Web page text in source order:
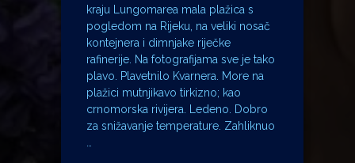
kraju Lungomarea mala plažica s
pogledom na Rijeku, na veliki nosač
kontejnera i dimnjake riječke
rafinerije. Na fotografijama sve je tako
plavo. Plavetnilo Kvarnera. More na
plažici mutnjikavo tirkizno; kao
crnomorska rivijera. Ledeno. Dobro
za snižavanje temperature. Zahliknuo
…